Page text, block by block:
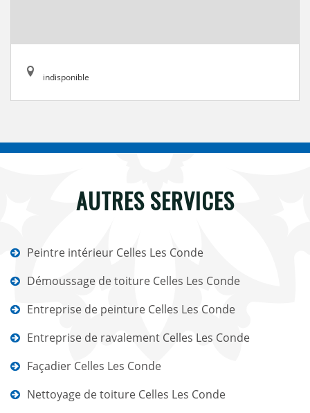
indisponible
AUTRES SERVICES
Peintre intérieur Celles Les Conde
Démoussage de toiture Celles Les Conde
Entreprise de peinture Celles Les Conde
Entreprise de ravalement Celles Les Conde
Façadier Celles Les Conde
Nettoyage de toiture Celles Les Conde